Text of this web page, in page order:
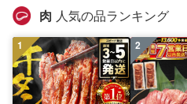
肉 人気の品ランキング
1 2